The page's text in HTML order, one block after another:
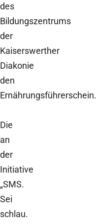
des
Bildungszentrums
der
Kaiserswerther
Diakonie
den
Ernährungsführerschein.
Die
an
der
Initiative
„SMS.
Sei
schlau.